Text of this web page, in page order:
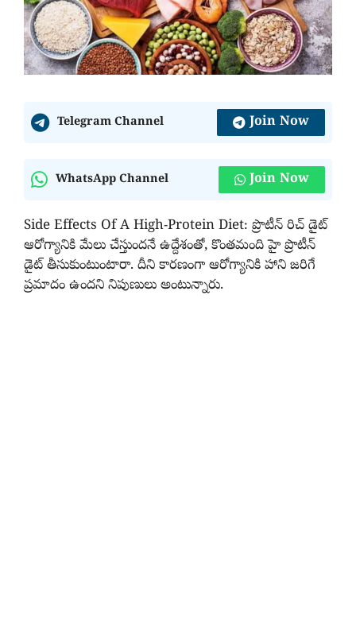
Telegram Channel Join Now
WhatsApp Channel Join Now
Side Effects Of A High-Protein Diet: ప్రొటీన్‌ రిచ్‌ డైట్‌
ఆరోగ్యానికి మేలు చేస్తుందనే ఉద్దేశంతో, కొంతమంది హై ప్రొటీన్‌
డైట్‌ తీసుకుంటుంటారా. దీని కారణంగా ఆరోగ్యానికి హాని జరిగే
ప్రమాదం ఉందని నిపుణులు అంటున్నారు.